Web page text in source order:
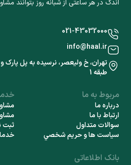
اندک در هر ساعتی از شبانه روز بتوانند
مربوط به ما
درباره ما
ارتباط با ما
سوالات متداول
سياست ها و حريم شخصي
ثبت
بانک اطلاعاتی
021-43032000
info@haal.ir
طبقه 1